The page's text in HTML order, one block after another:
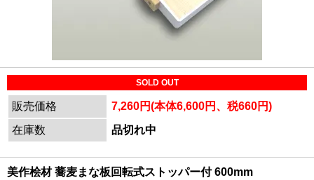
SOLD OUT
販売価格
7,260円(本体6,600円、税660円)
在庫数
品切れ中
美作桧材 蕎麦まな板回転式ストッパー付 600mm